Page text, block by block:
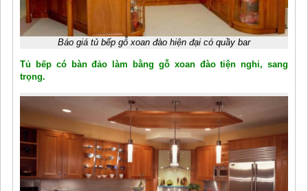
Báo giá tủ bếp gỗ xoan đào hiện đại có quầy bar
Tủ bếp có bàn đảo làm bằng gỗ xoan đào tiện nghi, sang
trọng.